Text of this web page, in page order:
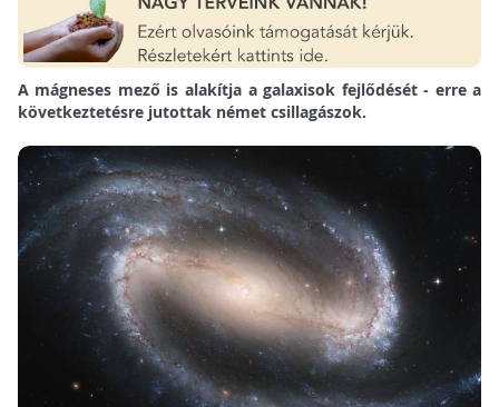
A mágneses mező is alakítja a galaxisok fejlődését - erre a
következtetésre jutottak német csillagászok.